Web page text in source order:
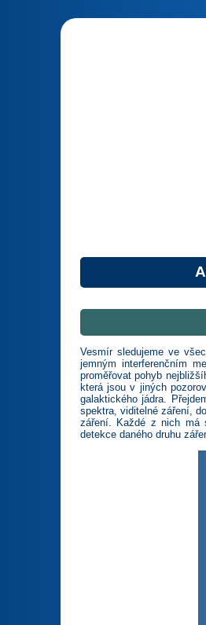
Vesmír sledujeme ve
jemným interferenčním
proměřovat pohyb
která jsou v jiných
galaktického jádra.
spektra, viditelné záření,
záření. Každé z nich má
detekce daného druhu